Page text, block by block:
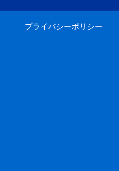
プライバシーポリシー